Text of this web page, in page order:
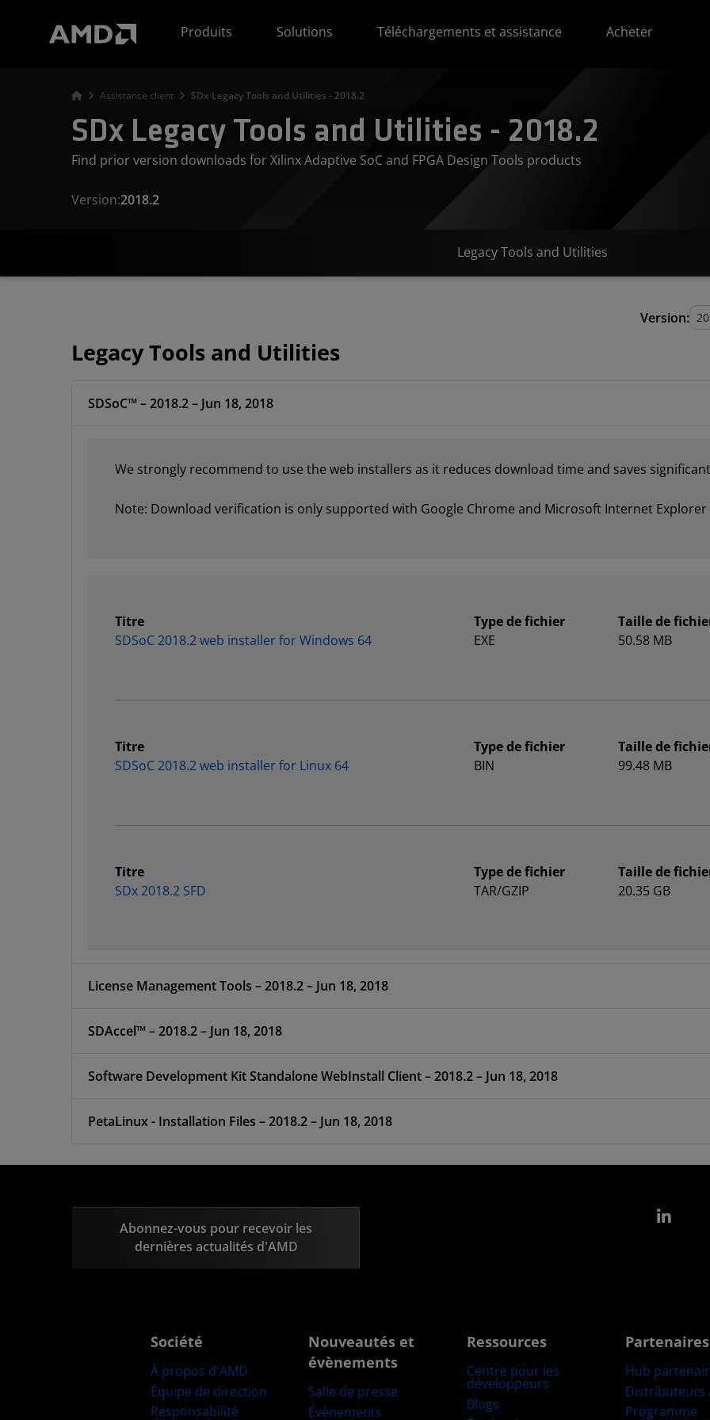
Produits
Solutions Téléchargements et assistance Acheter
Assistance client SDx Legacy Tools and Utilities - 2018.2
SDx Legacy Tools and Utilities - 2018.2
Find prior version downloads for Xilinx Adaptive SoC and FPGA Design Tools products
Version:2018.2
Legacy Tools and Utilities
Version:
Legacy Tools and Utilities
SDSoC™ – 2018.2 – Jun 18, 2018
We strongly recommend to use the web installers as it reduces download time and saves
Note: Download verification is only supported with Google Chrome and Microsoft Internet Explorer
Titre
SDSoC 2018.2 web installer for Windows 64
Type de fichier
EXE
Taille de
50.58 MB
Titre
SDSoC 2018.2 web installer for Linux 64
Type de fichier
BIN
Taille de
99.48 MB
Titre
SDx 2018.2 SFD
Type de fichier
TAR/GZIP
Taille de
20.35 GB
License Management Tools – 2018.2 – Jun 18, 2018
SDAccel™ – 2018.2 – Jun 18, 2018
Software Development Kit Standalone WebInstall Client – 2018.2 – Jun 18, 2018
PetaLinux - Installation Files – 2018.2 – Jun 18, 2018
Abonnez-vous pour recevoir les
dernières actualités d'AMD
Société
À propos d'AMD
Équipe de direction
Responsabilité
Nouveautés et
évènements
Salle de presse
Évènements
Ressources
Centre pour les
développeurs
Blogs
Partenaires
Hub
Distributeurs
Programme